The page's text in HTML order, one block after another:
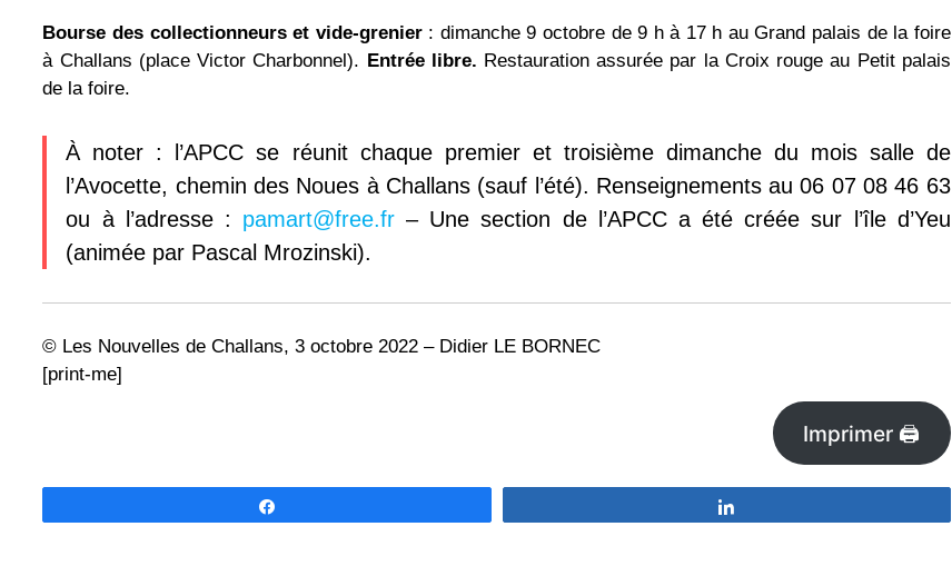
Bourse des collectionneurs et vide-grenier : dimanche 9 octobre de 9 h à 17 h au Grand palais de la foire
à Challans (place Victor Charbonnel). Entrée libre. Restauration assurée par la Croix rouge au Petit palais
de la foire.
À noter : l’APCC se réunit chaque premier et troisième dimanche du mois salle de
l’Avocette, chemin des Noues à Challans (sauf l’été). Renseignements au 06 07 08 46 63
ou à l’adresse : pamart@free.fr – Une section de l’APCC a été créée sur l’île d’Yeu
(animée par Pascal Mrozinski).
© Les Nouvelles de Challans, 3 octobre 2022 – Didier LE BORNEC
[print-me]
Imprimer 🖨